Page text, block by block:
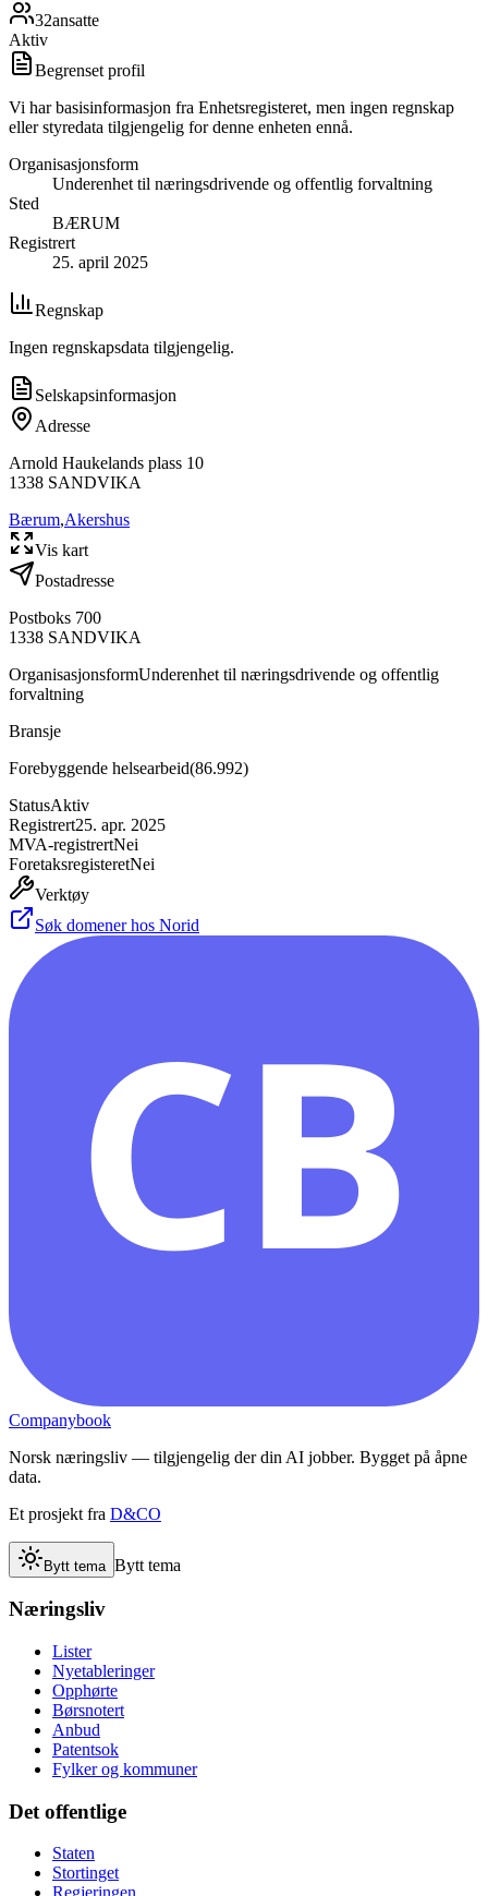
32ansatte
Aktiv
Begrenset profil
Vi har basisinformasjon fra Enhetsregisteret, men ingen regnskap
eller styredata tilgjengelig for denne enheten ennå.
Organisasjonsform
Underenhet til næringsdrivende og offentlig forvaltning
Sted
BÆRUM
Registrert
25. april 2025
Regnskap
Ingen regnskapsdata tilgjengelig.
Selskapsinformasjon
Adresse
Arnold Haukelands plass 10
1338 SANDVIKA
Bærum,Akershus
Vis kart
Postadresse
Postboks 700
1338 SANDVIKA
OrganisasjonsformUnderenhet til næringsdrivende og offentlig
forvaltning
Bransje
Forebyggende helsearbeid(86.992)
StatusAktiv
Registrert25. apr. 2025
MVA-registrertNei
ForetaksregisteretNei
Verktøy
Søk domener hos Norid
CB
Companybook
Norsk næringsliv — tilgjengelig der din AI jobber. Bygget på åpne
data.
Et prosjekt fra D&CO
Bytt tema Bytt tema
Næringsliv
Lister
Nyetableringer
Opphørte
Børsnotert
Anbud
Patentsok
Fylker og kommuner
Det offentlige
Staten
Stortinget